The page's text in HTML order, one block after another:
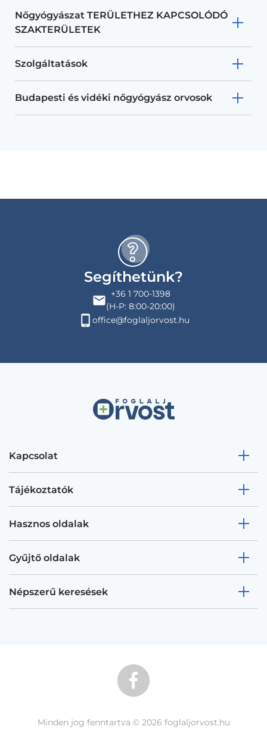
Nőgyógyászat TERÜLETHEZ KAPCSOLÓDÓ
SZAKTERÜLETEK
Szolgáltatások
Budapesti és vidéki nőgyógyász orvosok
Segíthetünk?
+36 1 700-1398
(H-P: 8:00-20:00)
office@foglaljorvost.hu
Kapcsolat
Tájékoztatók
Hasznos oldalak
Gyűjtő oldalak
Népszerű keresések
Minden jog fenntartva © 2026 foglaljorvost.hu